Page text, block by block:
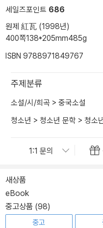
세일즈포인트 686
원제 紅瓦 (1998년)
400쪽138*205mm485g
ISBN 9788971849767
주제분류
소설/시/희곡 > 중국소설
청소년 > 청소년 문학 > 청소
새상품
eBook
중고상품 (98)
중고